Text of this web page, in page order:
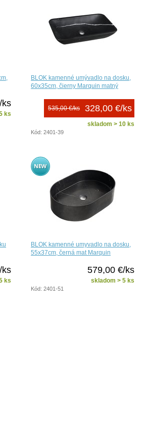
ks
ks
BLOK kamenné umývadlo na dosku,
60x35cm, čierny Marquin matný
328,00 €/ks
535,00 €/ks
skladom > 10 ks
Kód: 2401-39
ks
ks
BLOK kamenné umyvadlo na dosku,
55x37cm, černá mat Marquin
579,00 €/ks
skladom > 5 ks
Kód: 2401-51